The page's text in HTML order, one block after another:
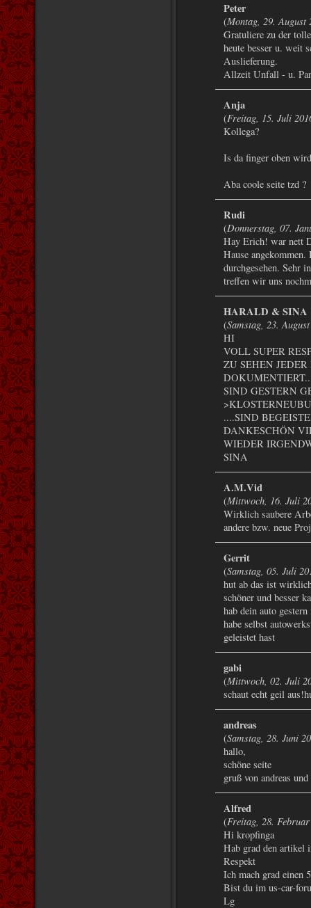
Peter
(Montag, 29. August
Gratuliere zu der
heute besser u. weit
Auslieferung.
Allzeit Unfall - u.
Anja
(Freitag, 15. Juli
Kollega?
Is da finger oben
Aba coole seite tzd ?
Rudi
(Donnerstag, 07.
Hay Erich! war nett
Hause
durchgesehen. Sehr
treffen wir uns
HARALD & SINA
(Samstag, 23.
HI
VOLL SUPER
ZU SEHEN
SIND GESTERN
....SIND
DANKESCHÖN
WIEDER
SINA
A.M.Vid
(Mittwoch, 16. Juli
Wirklich saubere
andere bzw. neue
Gerrit
(Samstag, 05. Juli
hut ab das ist
schöner und besser
hab dein auto
habe selbst
geleistet hast
gabi
(Mittwoch, 02. Juli
schaut echt geil
andreas
(Samstag, 28. Juni
hallo,
schöne seite
gruß von andreas
Alfred
(Freitag, 28.
Hi kropfinga
Hab grad den artikel
Respekt
Ich mach grad einen
Bist du im us-car-
Lg